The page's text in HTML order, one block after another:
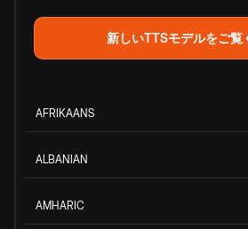
新しいTTSモデルをご覧
AFRIKAANS
ALBANIAN
AMHARIC